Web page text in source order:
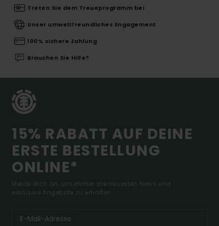
Treten Sie dem Treueprogramm bei
Unser umweltfreundliches Engagement
100% sichere Zahlung
Brauchen Sie Hilfe?
15% RABATT AUF DEINE
ERSTE BESTELLUNG
ONLINE*
Melde dich an, um immer die neuesten News und
exklusive Angebote zu erhalten.